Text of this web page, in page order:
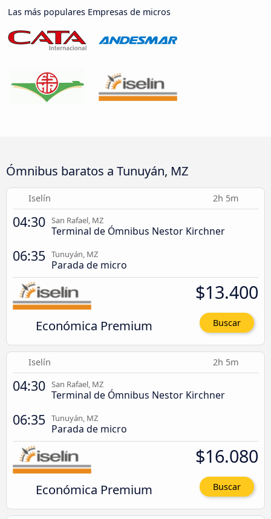
Las más populares Empresas de micros
Ómnibus baratos a Tunuyán, MZ
Iselín 2h 5m
04:30 San Rafael, MZ
Terminal de Ómnibus Nestor Kirchner
06:35 Tunuyán, MZ
Parada de micro
Económica Premium
$13.400
Buscar
Iselín 2h 5m
04:30 San Rafael, MZ
Terminal de Ómnibus Nestor Kirchner
06:35 Tunuyán, MZ
Parada de micro
Económica Premium
$16.080
Buscar